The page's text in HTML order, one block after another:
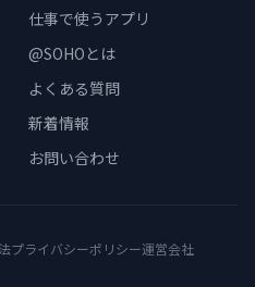
仕事で使うアプリ
@SOHOとは
よくある質問
新着情報
お問い合わせ
プライバシーポリシー運営会社